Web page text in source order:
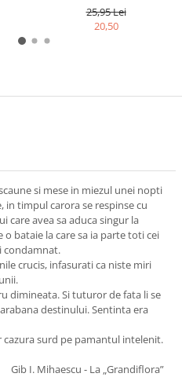
25,95 Lei
20,50
si mese in miezul unei nopti
timpul carora se respinse cu
care avea sa aduca singur la
bataie la care sa ia parte toti cei
condamnat.
crucis, infasurati ca niste miri
dimineata. Si tuturor de fata li se
destinului. Sentinta era
surd pe pamantul intelenit.
Gib I. Mihaescu - La „Grandiflora”